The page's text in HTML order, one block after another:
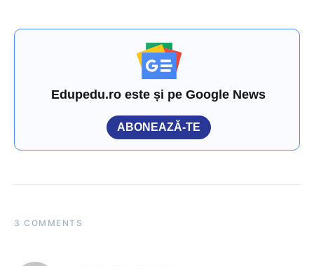
Edupedu.ro este și pe Google News
ABONEAZĂ-TE
3 COMMENTS